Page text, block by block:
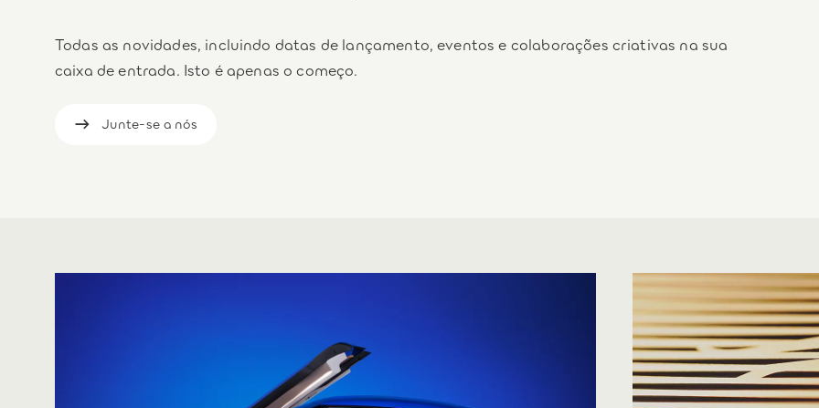
Todas as novidades, incluindo datas de lançamento, eventos e colaborações criativas na sua
caixa de entrada. Isto é apenas o começo.
Junte-se a nós